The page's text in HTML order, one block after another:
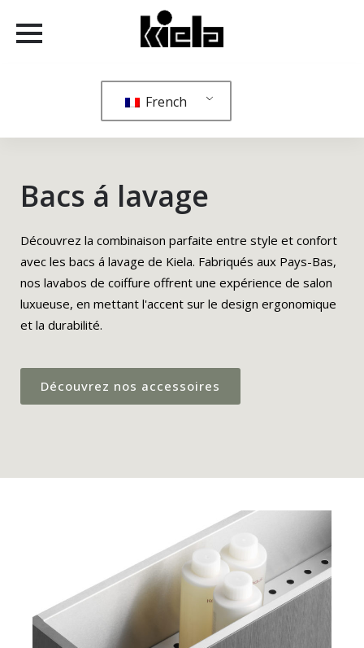
French
Bacs á lavage
Découvrez la combinaison parfaite entre style et confort
avec les bacs á lavage de Kiela. Fabriqués aux Pays-Bas,
nos lavabos de coiffure offrent une expérience de salon
luxueuse, en mettant l'accent sur le design ergonomique
et la durabilité.
Découvrez nos accessoires